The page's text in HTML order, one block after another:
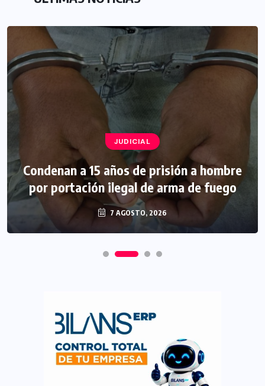
JUDICIAL
Condenan a 15 años de prisión a hombre
por portación ilegal de arma de fuego
7 AGOSTO, 2026